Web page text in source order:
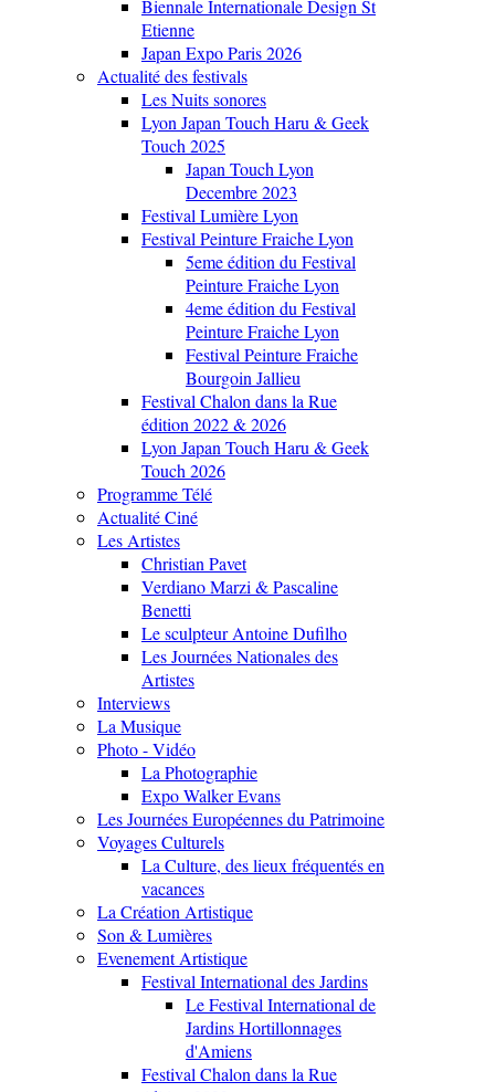
Biennale Internationale Design St
Etienne
Japan Expo Paris 2026
Actualité des festivals
Les Nuits sonores
Lyon Japan Touch Haru & Geek
Touch 2025
Japan Touch Lyon
Decembre 2023
Festival Lumière Lyon
Festival Peinture Fraiche Lyon
5eme édition du Festival
Peinture Fraiche Lyon
4eme édition du Festival
Peinture Fraiche Lyon
Festival Peinture Fraiche
Bourgoin Jallieu
Festival Chalon dans la Rue
édition 2022 & 2026
Lyon Japan Touch Haru & Geek
Touch 2026
Programme Télé
Actualité Ciné
Les Artistes
Christian Pavet
Verdiano Marzi & Pascaline
Benetti
Le sculpteur Antoine Dufilho
Les Journées Nationales des
Artistes
Interviews
La Musique
Photo - Vidéo
La Photographie
Expo Walker Evans
Les Journées Européennes du Patrimoine
Voyages Culturels
La Culture, des lieux fréquentés en
vacances
La Création Artistique
Son & Lumières
Evenement Artistique
Festival International des Jardins
Le Festival International de
Jardins Hortillonnages
d'Amiens
Festival Chalon dans la Rue